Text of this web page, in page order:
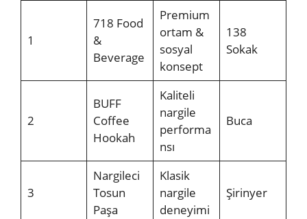
1
718 Food
&
Beverage
Premium
ortam &
sosyal
konsept
138
Sokak
2
BUFF
Coffee
Hookah
Kaliteli
nargile
performa
nsı
Buca
3
Nargileci
Tosun
Paşa
Klasik
nargile
deneyimi
Şirinyer